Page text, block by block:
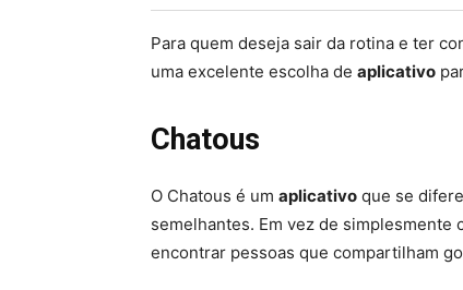
Para quem deseja sair da rotina e ter
uma excelente escolha de aplicativo
Chatous
O Chatous é um aplicativo que se
semelhantes. Em vez de
encontrar pessoas que compartilham